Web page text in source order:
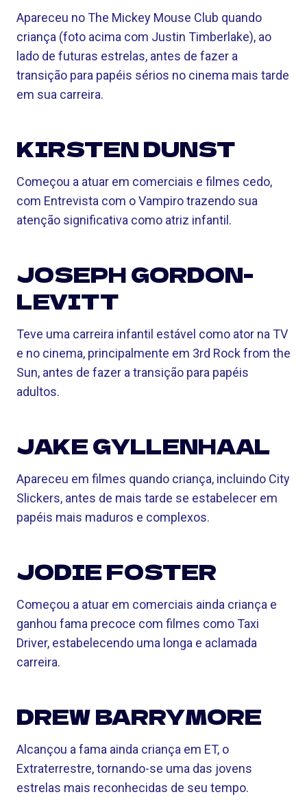
Apareceu no The Mickey Mouse Club quando
criança (foto acima com Justin Timberlake), ao
lado de futuras estrelas, antes de fazer a
transição para papéis sérios no cinema mais tarde
em sua carreira.
KIRSTEN DUNST
Começou a atuar em comerciais e filmes cedo,
com Entrevista com o Vampiro trazendo sua
atenção significativa como atriz infantil.
JOSEPH GORDON-
LEVITT
Teve uma carreira infantil estável como ator na TV
e no cinema, principalmente em 3rd Rock from the
Sun, antes de fazer a transição para papéis
adultos.
JAKE GYLLENHAAL
Apareceu em filmes quando criança, incluindo City
Slickers, antes de mais tarde se estabelecer em
papéis mais maduros e complexos.
JODIE FOSTER
Começou a atuar em comerciais ainda criança e
ganhou fama precoce com filmes como Taxi
Driver, estabelecendo uma longa e aclamada
carreira.
DREW BARRYMORE
Alcançou a fama ainda criança em ET, o
Extraterrestre, tornando-se uma das jovens
estrelas mais reconhecidas de seu tempo.